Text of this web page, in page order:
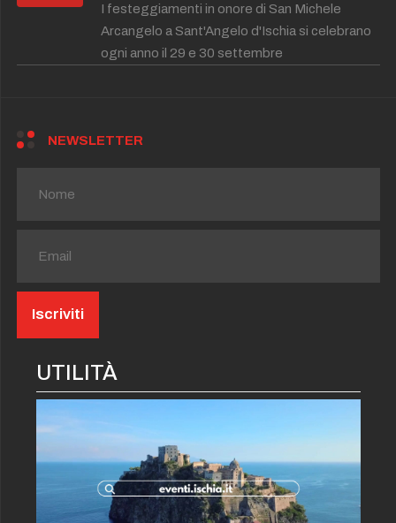
I festeggiamenti in onore di San Michele
Arcangelo a Sant'Angelo d'Ischia si celebrano
ogni anno il 29 e 30 settembre
NEWSLETTER
UTILITÀ